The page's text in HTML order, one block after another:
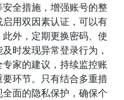
全措施，增强账号的整
用双因素认证，可以有
外，定期更换密码、使
时发现异常登录行为，
家的建议，持续监控账
环节。只有结合多重措
面的隐私保护，确保个